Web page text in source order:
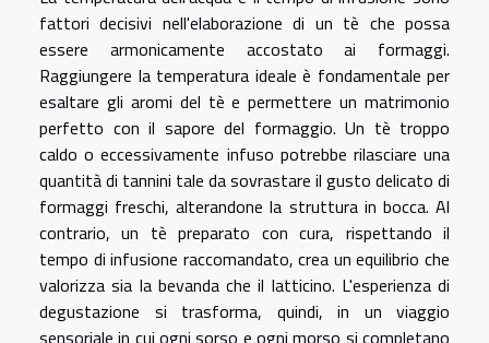
fattori decisivi nell'elaborazione di un tè che possa
essere armonicamente accostato ai formaggi.
Raggiungere la temperatura ideale è fondamentale per
esaltare gli aromi del tè e permettere un matrimonio
perfetto con il sapore del formaggio. Un tè troppo
caldo o eccessivamente infuso potrebbe rilasciare una
quantità di tannini tale da sovrastare il gusto delicato di
formaggi freschi, alterandone la struttura in bocca. Al
contrario, un tè preparato con cura, rispettando il
tempo di infusione raccomandato, crea un equilibrio che
valorizza sia la bevanda che il latticino. L'esperienza di
degustazione si trasforma, quindi, in un viaggio